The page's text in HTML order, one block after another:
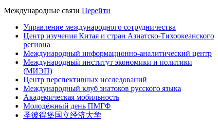
Международные связи Перейти
Управление международного сотрудничества
Центр изучения Китая и стран Азиатско-Тихоокеанского
региона
Международный информационно-аналитический центр
Международный институт экономики и политики
(МИЭП)
Центр перспективных исследований
Международный клуб знатоков русского языка
Академическая мобильность
Молодёжный день ПМГФ
圣彼得堡国立经济大学